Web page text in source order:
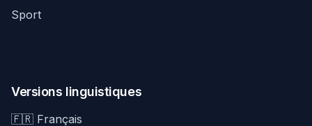
Sport
Versions linguistiques
🇫🇷 Français